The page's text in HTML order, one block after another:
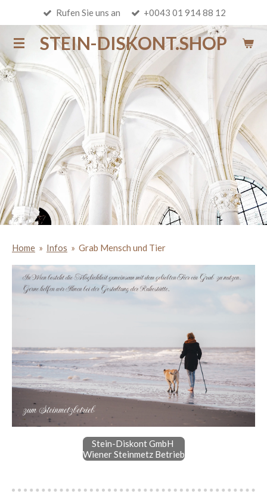
Hauptinhalt
springenSTEIN-DISKONT.SHOP
Rufen Sie uns an +0043 01 914 88 12
Home » Infos » Grab Mensch und Tier
Stein-Diskont GmbH
Wiener Steinmetz Betrieb